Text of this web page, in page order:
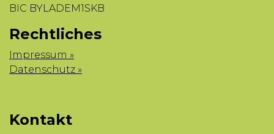
BIC BYLADEM1SKB
Rechtliches
Impressum »
Datenschutz »
Kontakt